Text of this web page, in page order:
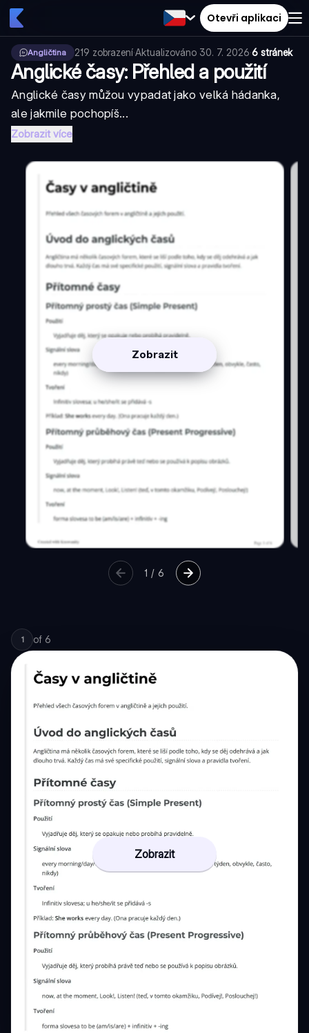
Otevři aplikaci
Angličtina 219 zobrazení·Aktualizováno 30. 7. 2026·6 stránek
Anglické časy: Přehled a použití
Anglické časy můžou vypadat jako velká hádanka,
ale jakmile pochopíš...
Zobrazit více
Zobrazit
1 /6
1 of 6
Zobrazit